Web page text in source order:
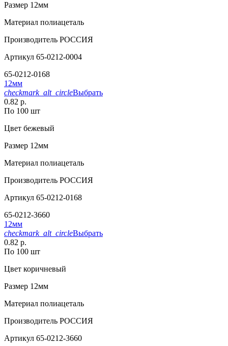
Размер 12мм
Материал полиацеталь
Производитель РОССИЯ
Артикул 65-0212-0004
65-0212-0168
12мм
checkmark_alt_circleВыбрать
0.82 р.
По 100 шт
Цвет бежевый
Размер 12мм
Материал полиацеталь
Производитель РОССИЯ
Артикул 65-0212-0168
65-0212-3660
12мм
checkmark_alt_circleВыбрать
0.82 р.
По 100 шт
Цвет коричневый
Размер 12мм
Материал полиацеталь
Производитель РОССИЯ
Артикул 65-0212-3660